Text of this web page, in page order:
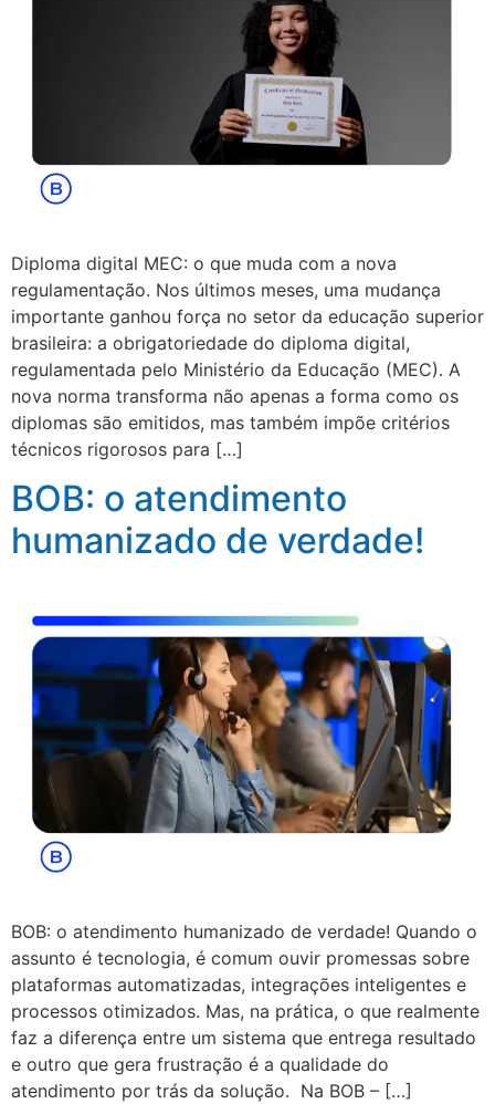
Diploma digital MEC: o que muda com a nova
regulamentação. Nos últimos meses, uma mudança
importante ganhou força no setor da educação superior
brasileira: a obrigatoriedade do diploma digital,
regulamentada pelo Ministério da Educação (MEC). A
nova norma transforma não apenas a forma como os
diplomas são emitidos, mas também impõe critérios
técnicos rigorosos para […]
BOB: o atendimento
humanizado de verdade!
BOB: o atendimento humanizado de verdade! Quando o
assunto é tecnologia, é comum ouvir promessas sobre
plataformas automatizadas, integrações inteligentes e
processos otimizados. Mas, na prática, o que realmente
faz a diferença entre um sistema que entrega resultado
e outro que gera frustração é a qualidade do
atendimento por trás da solução. Na BOB – […]